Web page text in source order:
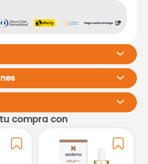
inicia sesión para
un comentario.
compra con